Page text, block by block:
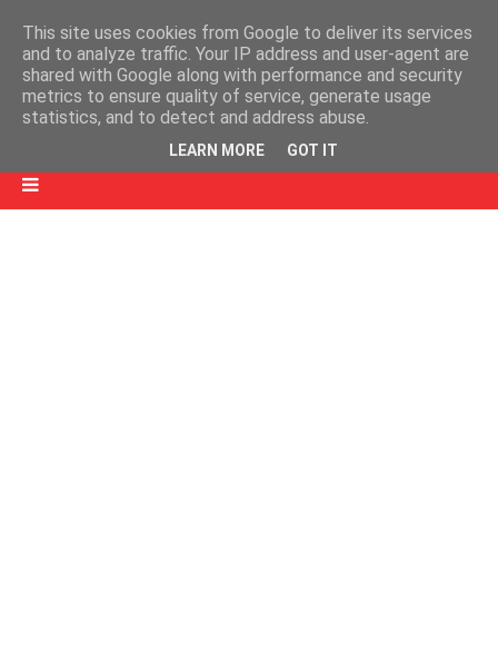
This site uses cookies from Google to deliver its services
and to analyze traffic. Your IP address and user-agent are
shared with Google along with performance and security
metrics to ensure quality of service, generate usage
statistics, and to detect and address abuse.
LEARN MORE GOT IT